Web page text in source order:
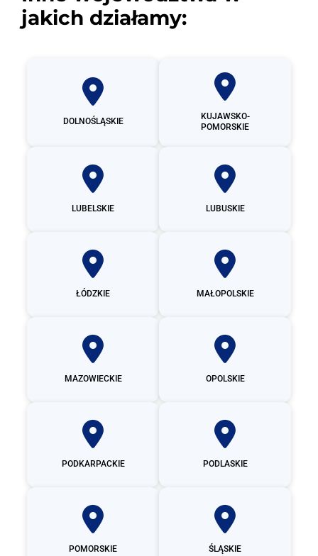
jakich działamy:
DOLNOŚLĄSKIE
KUJAWSKO-
POMORSKIE
LUBELSKIE LUBUSKIE
ŁÓDZKIE MAŁOPOLSKIE
MAZOWIECKIE OPOLSKIE
PODKARPACKIE PODLASKIE
POMORSKIE ŚLĄSKIE